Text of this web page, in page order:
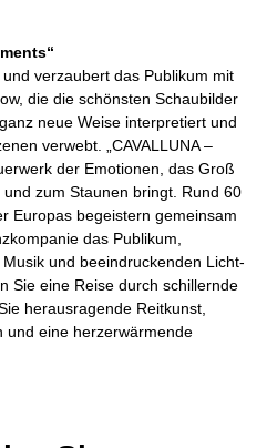
verzaubert das Publikum mit
die die schönsten Schaubilder
neue Weise interpretiert und
verwebt. „CAVALLUNA –
der Emotionen, das Groß
zum Staunen bringt. Rund 60
Europas begeistern gemeinsam
das Publikum,
und beeindruckenden Licht-
Sie eine Reise durch schillernde
herausragende Reitkunst,
und eine herzerwärmende